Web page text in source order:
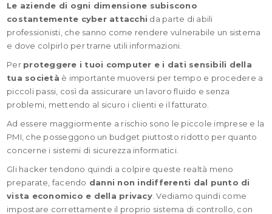
Le aziende di ogni dimensione subiscono
costantemente cyber attacchi da parte di abili
professionisti, che sanno come rendere vulnerabile un sistema
e dove colpirlo per trarne utili informazioni.
Per proteggere i tuoi computer e i dati sensibili della
tua società è importante muoversi per tempo e procedere a
piccoli passi, così da assicurare un lavoro fluido e senza
problemi, mettendo al sicuro i clienti e il fatturato.
Ad essere maggiormente a rischio sono le piccole imprese e la
PMI, che posseggono un budget piuttosto ridotto per quanto
concerne i sistemi di sicurezza informatici.
Gli hacker tendono quindi a colpire queste realtà meno
preparate, facendo danni non indifferenti dal punto di
vista economico e della privacy. Vediamo quindi come
impostare correttamente il proprio sistema di controllo, con